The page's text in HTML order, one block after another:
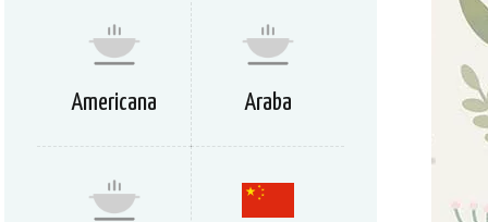
Americana Araba